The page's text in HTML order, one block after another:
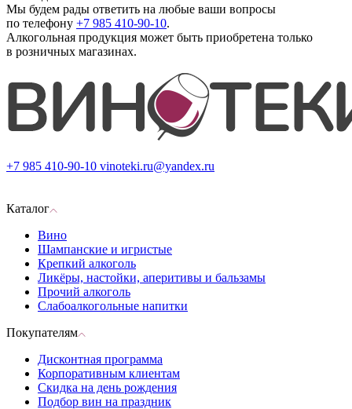
Мы будем рады ответить на любые ваши вопросы
по телефону +7 985 410-90-10.
Алкогольная продукция может быть приобретена только
в розничных магазинах.
+7 985 410-90-10 vinoteki.ru@yandex.ru
Каталог
Вино
Шампанские и игристые
Крепкий алкоголь
Ликёры, настойки, аперитивы и бальзамы
Прочий алкоголь
Слабоалкогольные напитки
Покупателям
Дисконтная программа
Корпоративным клиентам
Скидка на день рождения
Подбор вин на праздник